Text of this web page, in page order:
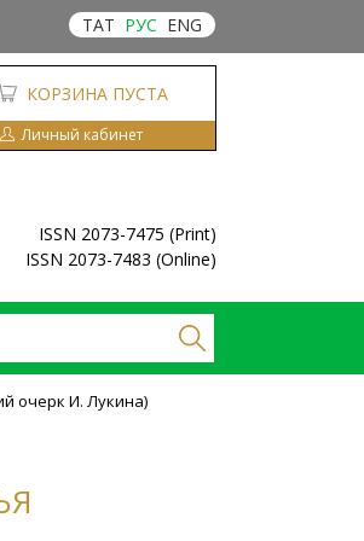
ТАТ РУС ENG
КОРЗИНА ПУСТА
Личный кабинет
ISSN 2073-7475 (Print)
ISSN 2073-7483 (Online)
очерк И. Лукина)